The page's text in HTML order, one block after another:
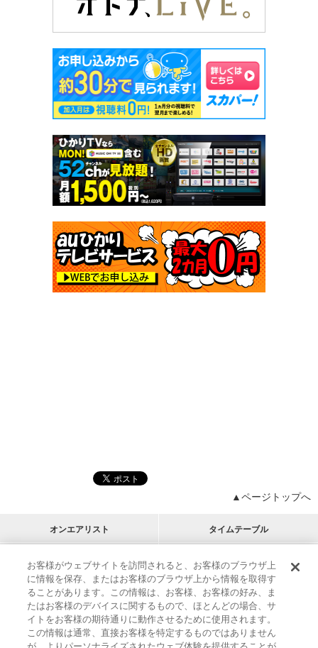
▲ページトップへ
オンエアリスト タイムテーブル
プログラムリスト チャート
アーティストリスト
M-ON!
RECOMMEND
リクエスト
インフォメーション | プレゼント&ご招待
MUSIC ON! TV（エムオン!）とは？ | サポート
お客様がウェブサイトを訪問されると、お客様のブラウザ上
に情報を保存、またはお客様のブラウザ上から情報を取得す
ることがあります。この情報は、お客様、お客様の好み、ま
たはお客様のデバイスに関するもので、ほとんどの場合、サ
イトをお客様の期待通りに動作させるために使用されます。
この情報は通常、直接お客様を特定するものではありません